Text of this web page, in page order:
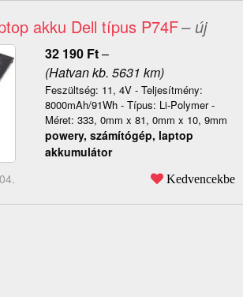
akku Dell típus P74F– új
32 190 Ft–
(Hatvan kb. 5631 km)
Feszültség: 11, 4V - Teljesítmény:
8000mAh/91Wh - Típus: Li-Polymer -
Méret: 333, 0mm x 81, 0mm x 10, 9mm
powery, számítógép, laptop
akkumulátor
Kedvencekbe